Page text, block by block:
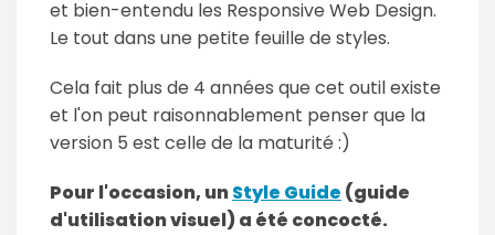
et bien-entendu les Responsive Web Design.
Le tout dans une petite feuille de styles.
Cela fait plus de 4 années que cet outil existe
et l'on peut raisonnablement penser que la
version 5 est celle de la maturité :)
Pour l'occasion, unStyle Guide (guide
d'utilisation visuel) a été concocté.